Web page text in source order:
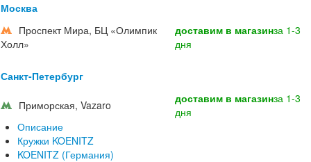
Москва
Проспект Мира, БЦ «Олимпик
Холл»
доставим в магазинза 1-3
дня
Санкт-Петербург
Приморская, Vazaro доставим в магазинза 1-3
дня
Описание
Кружки KOENITZ
KOENITZ (Германия)